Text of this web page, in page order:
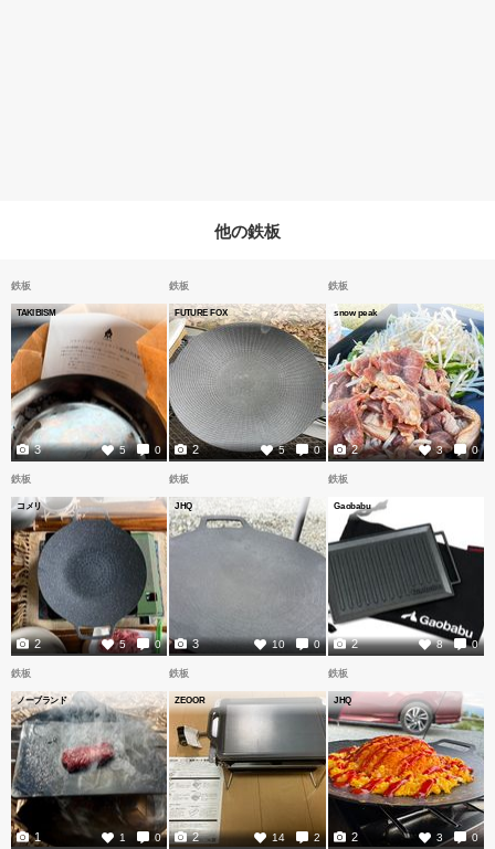
他の鉄板
鉄板
TAKIBISM
5 0
3
鉄板
FUTURE FOX
5 0
2
鉄板
snow peak
3 0
2
鉄板
コメリ
5 0
2
鉄板
JHQ
10 0
3
鉄板
Gaobabu
8 0
2
鉄板
ノーブランド
1 0
1
鉄板
ZEOOR
14 2
2
鉄板
JHQ
3 0
2